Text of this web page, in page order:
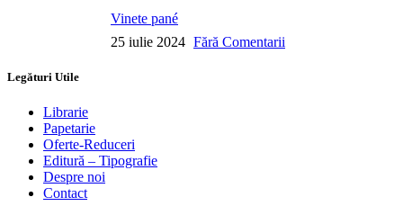
Vinete pané
25 iulie 2024 Fără Comentarii
Legături Utile
Librarie
Papetarie
Oferte-Reduceri
Editură – Tipografie
Despre noi
Contact